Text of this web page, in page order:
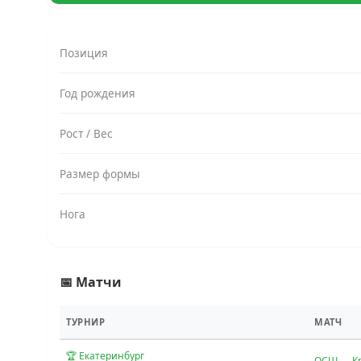
Позиция
Год рождения
Рост / Вес
Размер формы
Нога
📅 Матчи
ТУРНИР МАТЧ
🏆 Екатеринбург